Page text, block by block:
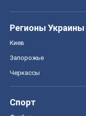
Регионы Украины
Киев
Запорожье
Черкассы
Спорт